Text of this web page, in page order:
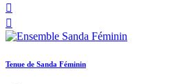


Tenue de Sanda Féminin